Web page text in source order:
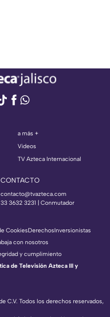
a más +
Videos
TV Azteca Internacional
CONTACTO
contacto@tvazteca.com
33 3632 3231 | Conmutador
C.V. Todos los derechos reservados,
CookiesDerechosInversionistas
con nosotros
y cumplimiento
de Televisión Azteca III y